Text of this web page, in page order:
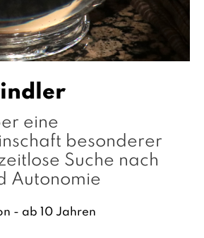
eine
besonderer
Suche nach
Autonomie
- ab 10 Jahren